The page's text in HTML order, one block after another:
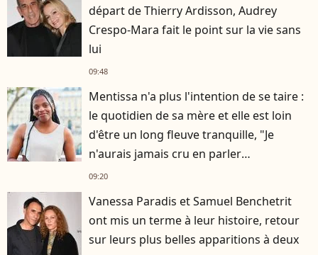
départ de Thierry Ardisson, Audrey
Crespo-Mara fait le point sur la vie sans
lui
09:48
Mentissa n'a plus l'intention de se taire :
le quotidien de sa mère et elle est loin
d'être un long fleuve tranquille, "Je
n'aurais jamais cru en parler
publiquement"
09:20
Vanessa Paradis et Samuel Benchetrit
ont mis un terme à leur histoire, retour
sur leurs plus belles apparitions à deux